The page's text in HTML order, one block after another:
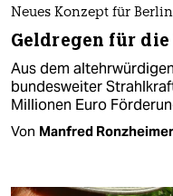
Neues Konzept für
Geldregen für die
Aus dem
bundesweiter
Millionen Euro
Von Manfred Ronzheimer